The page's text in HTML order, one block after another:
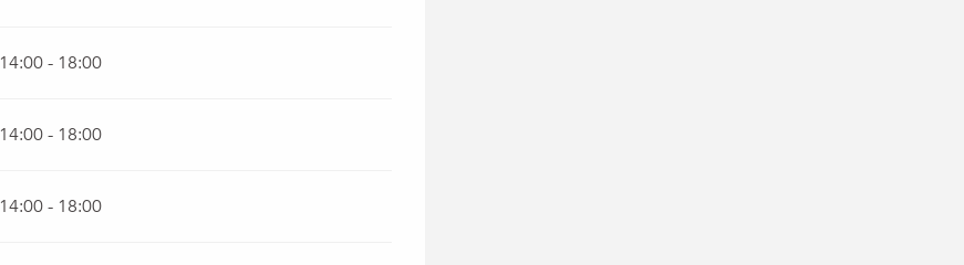
14:00 - 18:00
14:00 - 18:00
14:00 - 18:00